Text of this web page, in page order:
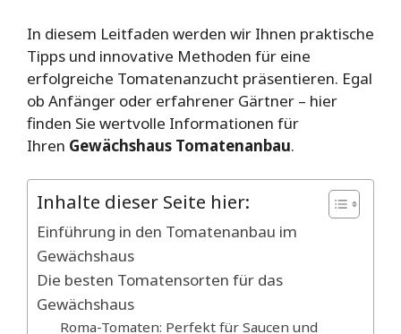
In diesem Leitfaden werden wir Ihnen praktische
Tipps und innovative Methoden für eine
erfolgreiche Tomatenanzucht präsentieren. Egal
ob Anfänger oder erfahrener Gärtner – hier
finden Sie wertvolle Informationen für
Ihren Gewächshaus Tomatenanbau.
Inhalte dieser Seite hier:
Einführung in den Tomatenanbau im
Gewächshaus
Die besten Tomatensorten für das
Gewächshaus
Roma-Tomaten: Perfekt für Saucen und